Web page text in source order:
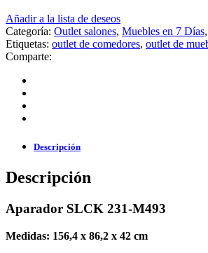
Añadir a la lista de deseos
Categoría: Outlet salones, Muebles en 7 Días,
Etiquetas: outlet de comedores, outlet de
Comparte:
Descripción
Descripción
Aparador SLCK 231-M493
Medidas: 156,4 x 86,2 x 42 cm